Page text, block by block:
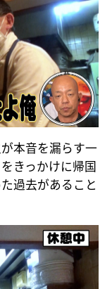
本音を漏らす一
きっかけに帰国
過去があること